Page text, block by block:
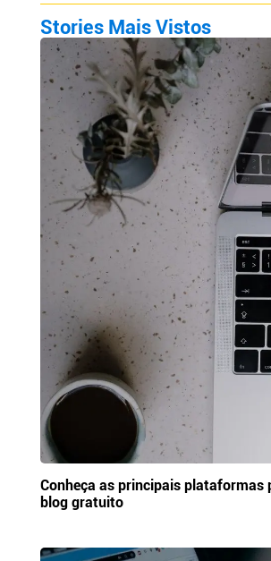
Stories Mais Vistos
Conheça as principais plataformas
blog gratuito